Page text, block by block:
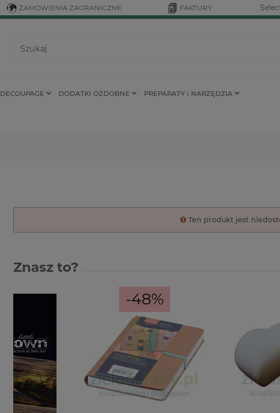
ZAMÓWIENIA ZAGRANICZNE FAKTURY
DECOUPAGE DODATKI OZDOBNE PREPARATY i NARZĘDZIA
Ten produkt jest
Znasz to?